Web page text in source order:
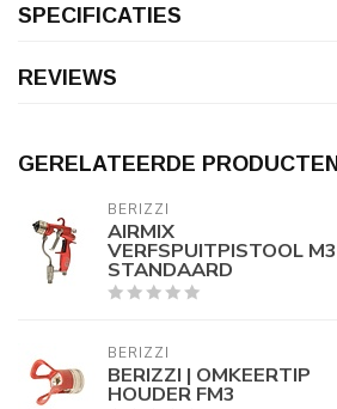
SPECIFICATIES
REVIEWS
GERELATEERDE PRODUCTEN
BERIZZI
AIRMIX
VERFSPUITPISTOOL M3
STANDAARD
BERIZZI
BERIZZI | OMKEERTIP
HOUDER FM3